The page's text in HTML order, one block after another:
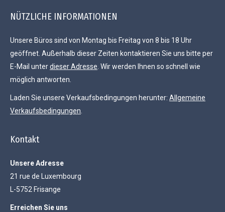
NÜTZLICHE INFORMATIONEN
Unsere Büros sind von Montag bis Freitag von 8 bis 18 Uhr
geöffnet. Außerhalb dieser Zeiten kontaktieren Sie uns bitte per
E-Mail unterdieser Adresse . Wir werden Ihnen so schnell wie
möglich antworten.
Laden Sie unsere Verkaufsbedingungen herunter: Allgemeine
Verkaufsbedingungen
Kontakt
Unsere Adresse
21 rue de Luxembourg
L-5752 Frisange
Erreichen Sie uns